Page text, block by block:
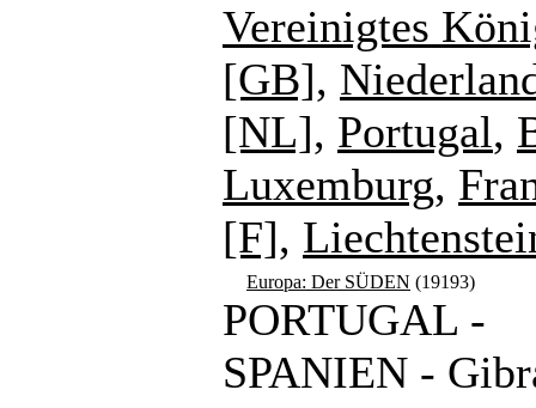
Vereinigtes
[GB],
[NL], Portugal,
Luxemburg,
[F],
Europa: Der SÜDEN (19193)
PORTUGAL -
SPANIEN -